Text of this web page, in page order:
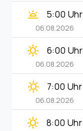
wb_twilight 5:00 Uhr
06.08.2026
clear_day 6:00 Uhr
06.08.2026
clear_day 7:00 Uhr
06.08.2026
clear_day 8:00 Uhr